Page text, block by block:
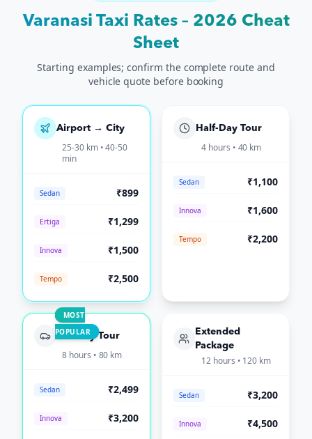
Varanasi Taxi Rates – 2026 Cheat
Sheet
Starting examples; confirm the complete route and
vehicle quote before booking
Airport → City
25-30 km • 40-50
min
Sedan ₹899
Ertiga ₹1,299
Innova ₹1,500
Tempo ₹2,500
Half-Day Tour
4 hours • 40 km
Sedan ₹1,100
Innova ₹1,600
Tempo ₹2,200
MOST
POPULAR
Full-Day Tour
8 hours • 80 km
Sedan ₹2,499
Innova ₹3,200
Extended
Package
12 hours • 120 km
Sedan ₹3,200
Innova ₹4,500